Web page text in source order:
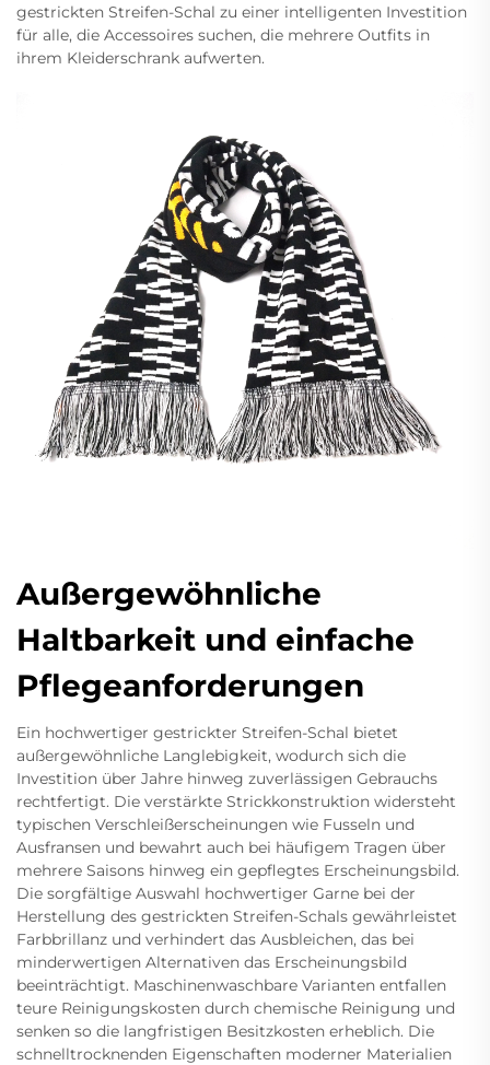
gestrickten Streifen-Schal zu einer intelligenten Investition
für alle, die Accessoires suchen, die mehrere Outfits in
ihrem Kleiderschrank aufwerten.
Außergewöhnliche
Haltbarkeit und einfache
Pflegeanforderungen
Ein hochwertiger gestrickter Streifen-Schal bietet
außergewöhnliche Langlebigkeit, wodurch sich die
Investition über Jahre hinweg zuverlässigen Gebrauchs
rechtfertigt. Die verstärkte Strickkonstruktion widersteht
typischen Verschleißerscheinungen wie Fusseln und
Ausfransen und bewahrt auch bei häufigem Tragen über
mehrere Saisons hinweg ein gepflegtes Erscheinungsbild.
Die sorgfältige Auswahl hochwertiger Garne bei der
Herstellung des gestrickten Streifen-Schals gewährleistet
Farbbrillanz und verhindert das Ausbleichen, das bei
minderwertigen Alternativen das Erscheinungsbild
beeinträchtigt. Maschinenwaschbare Varianten entfallen
teure Reinigungskosten durch chemische Reinigung und
senken so die langfristigen Besitzkosten erheblich. Die
schnelltrocknenden Eigenschaften moderner Materialien